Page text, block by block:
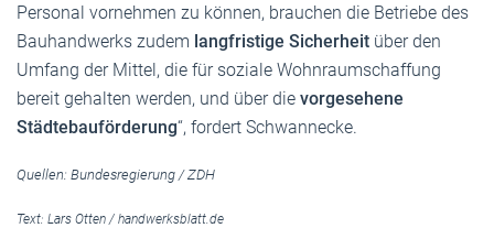
Personal vornehmen zu können, brauchen die Betriebe des
Bauhandwerks zudem langfristige Sicherheit über den
Umfang der Mittel, die für soziale Wohnraumschaffung
bereit gehalten werden, und über die vorgesehene
Städtebauförderung“, fordert Schwannecke.
Quellen: Bundesregierung / ZDH
Text: Lars Otten / handwerksblatt.de